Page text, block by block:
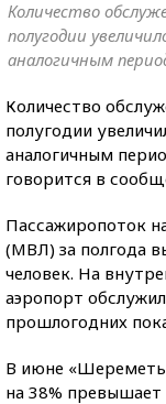
Количество
полугодии
аналогичным
Количество
полугодии
аналогичным
говорится в
Пассажиропоток
(МВЛ) за полгода
человек. На
аэропорт
прошлогодних
В июне
на 38% превышает